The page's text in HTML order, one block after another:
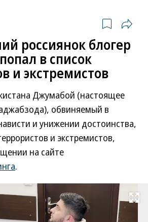
россиянок блогер
в список
и экстремистов
Джумабой (настоящее
обвиняемый в
и унижении достоинства,
и экстремистов,
на сайте
.
Развернуть